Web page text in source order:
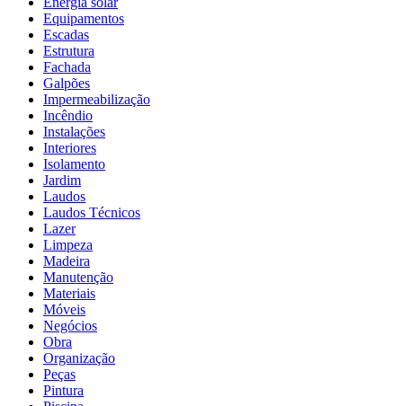
Equipamentos
Escadas
Estrutura
Fachada
Galpões
Impermeabilização
Incêndio
Instalações
Interiores
Isolamento
Jardim
Laudos
Laudos Técnicos
Lazer
Limpeza
Madeira
Manutenção
Materiais
Móveis
Negócios
Obra
Organização
Peças
Pintura